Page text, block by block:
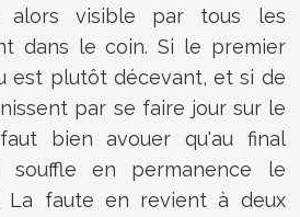
alors visible par tous les
dans le coin. Si le premier
est plutôt décevant, et si de
par se faire jour sur le
bien avouer qu'au final
souffle en permanence le
faute en revient à deux